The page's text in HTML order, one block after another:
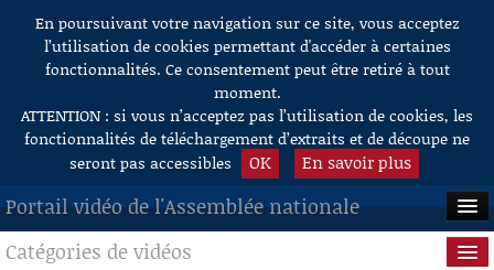
Aller au contenu
En poursuivant votre navigation sur ce site, vous acceptez
l’utilisation de cookies permettant d'accéder à certaines
fonctionnalités. Ce consentement peut être retiré à tout
moment.
ATTENTION : si vous n’acceptez pas l’utilisation de cookies, les
fonctionnalités de téléchargement d’extraits et de découpe ne
seront pas accessibles
OK En savoir plus
Portail vidéo de l'Assemblée nationale
ACCUEIL
Catégories de vidéos